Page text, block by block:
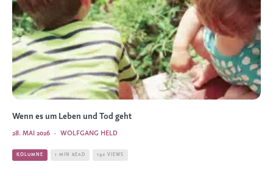
Wenn es um Leben und Tod geht
WOLFGANG HELD
·
28. MAI 2026
KOLUMNE 1 MIN READ 190 VIEWS